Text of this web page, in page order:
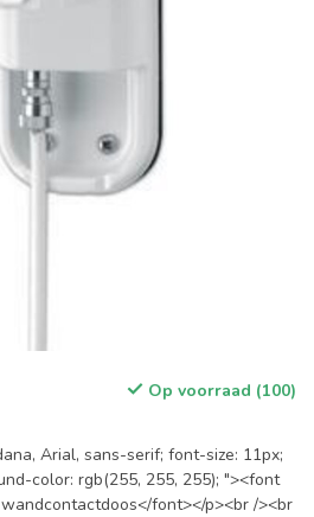
Op voorraad (100)
Arial, sans-serif; font-size: 11px;
color: rgb(255, 255, 255); "><font
font></p><br /><br